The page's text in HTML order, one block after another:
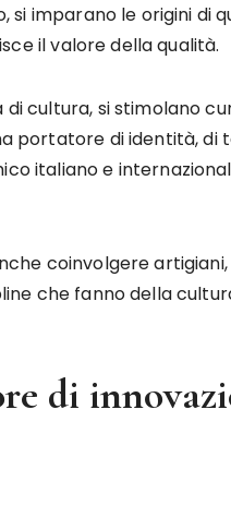
imparano le origini di
il valore della qualità.
cultura, si stimolano
portatore di identità, di
italiano e
coinvolgere
che fanno della
di